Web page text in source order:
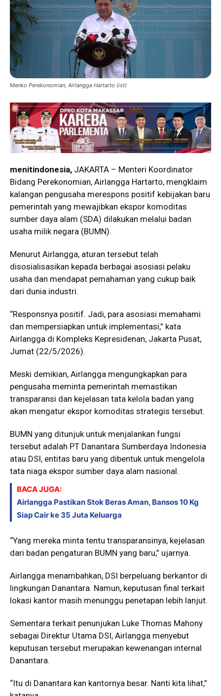
Menko Perekonomian, Airlangga Hartarto (ist)
menitindonesia, JAKARTA – Menteri Koordinator
Bidang Perekonomian, Airlangga Hartarto, mengklaim
kalangan pengusaha merespons positif kebijakan baru
pemerintah yang mewajibkan ekspor komoditas
sumber daya alam (SDA) dilakukan melalui badan
usaha milik negara (BUMN).
Menurut Airlangga, aturan tersebut telah
disosialisasikan kepada berbagai asosiasi pelaku
usaha dan mendapat pemahaman yang cukup baik
dari dunia industri.
“Responsnya positif. Jadi, para asosiasi memahami
dan mempersiapkan untuk implementasi,” kata
Airlangga di Kompleks Kepresidenan, Jakarta Pusat,
Jumat (22/5/2026).
Meski demikian, Airlangga mengungkapkan para
pengusaha meminta pemerintah memastikan
transparansi dan kejelasan tata kelola badan yang
akan mengatur ekspor komoditas strategis tersebut.
BUMN yang ditunjuk untuk menjalankan fungsi
tersebut adalah PT Danantara Sumberdaya Indonesia
atau DSI, entitas baru yang dibentuk untuk mengelola
tata niaga ekspor sumber daya alam nasional.
BACA JUGA:
Airlangga Pastikan Stok Beras Aman, Bansos 10 Kg
Siap Cair ke 35 Juta Keluarga
“Yang mereka minta tentu transparansinya, kejelasan
dari badan pengaturan BUMN yang baru,” ujarnya.
Airlangga menambahkan, DSI berpeluang berkantor di
lingkungan Danantara. Namun, keputusan final terkait
lokasi kantor masih menunggu penetapan lebih lanjut.
Sementara terkait penunjukan Luke Thomas Mahony
sebagai Direktur Utama DSI, Airlangga menyebut
keputusan tersebut merupakan kewenangan internal
Danantara.
“Itu di Danantara kan kantornya besar. Nanti kita lihat,”